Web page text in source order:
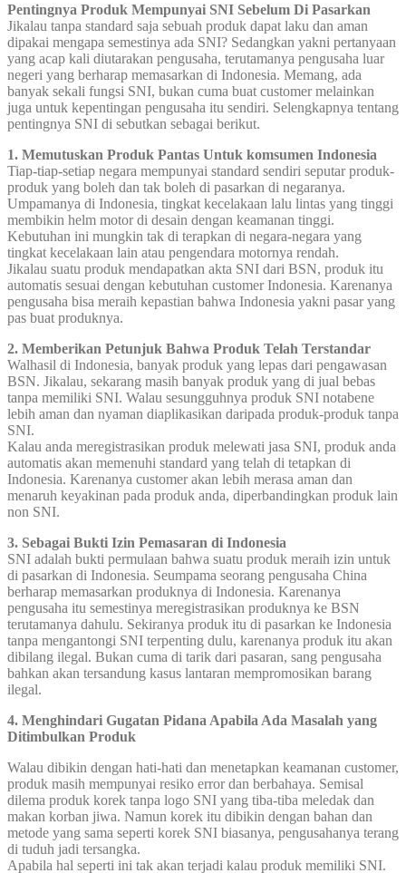
Pentingnya Produk Mempunyai SNI Sebelum Di Pasarkan
Jikalau tanpa standard saja sebuah produk dapat laku dan aman
dipakai mengapa semestinya ada SNI? Sedangkan yakni pertanyaan
yang acap kali diutarakan pengusaha, terutamanya pengusaha luar
negeri yang berharap memasarkan di Indonesia. Memang, ada
banyak sekali fungsi SNI, bukan cuma buat customer melainkan
juga untuk kepentingan pengusaha itu sendiri. Selengkapnya tentang
pentingnya SNI di sebutkan sebagai berikut.
1. Memutuskan Produk Pantas Untuk komsumen Indonesia
Tiap-tiap-setiap negara mempunyai standard sendiri seputar produk-
produk yang boleh dan tak boleh di pasarkan di negaranya.
Umpamanya di Indonesia, tingkat kecelakaan lalu lintas yang tinggi
membikin helm motor di desain dengan keamanan tinggi.
Kebutuhan ini mungkin tak di terapkan di negara-negara yang
tingkat kecelakaan lain atau pengendara motornya rendah.
Jikalau suatu produk mendapatkan akta SNI dari BSN, produk itu
automatis sesuai dengan kebutuhan customer Indonesia. Karenanya
pengusaha bisa meraih kepastian bahwa Indonesia yakni pasar yang
pas buat produknya.
2. Memberikan Petunjuk Bahwa Produk Telah Terstandar
Walhasil di Indonesia, banyak produk yang lepas dari pengawasan
BSN. Jikalau, sekarang masih banyak produk yang di jual bebas
tanpa memiliki SNI. Walau sesungguhnya produk SNI notabene
lebih aman dan nyaman diaplikasikan daripada produk-produk tanpa
SNI.
Kalau anda meregistrasikan produk melewati jasa SNI, produk anda
automatis akan memenuhi standard yang telah di tetapkan di
Indonesia. Karenanya customer akan lebih merasa aman dan
menaruh keyakinan pada produk anda, diperbandingkan produk lain
non SNI.
3. Sebagai Bukti Izin Pemasaran di Indonesia
SNI adalah bukti permulaan bahwa suatu produk meraih izin untuk
di pasarkan di Indonesia. Seumpama seorang pengusaha China
berharap memasarkan produknya di Indonesia. Karenanya
pengusaha itu semestinya meregistrasikan produknya ke BSN
terutamanya dahulu. Sekiranya produk itu di pasarkan ke Indonesia
tanpa mengantongi SNI terpenting dulu, karenanya produk itu akan
dibilang ilegal. Bukan cuma di tarik dari pasaran, sang pengusaha
bahkan akan tersandung kasus lantaran mempromosikan barang
ilegal.
4. Menghindari Gugatan Pidana Apabila Ada Masalah yang
Ditimbulkan Produk
Walau dibikin dengan hati-hati dan menetapkan keamanan customer,
produk masih mempunyai resiko error dan berbahaya. Semisal
dilema produk korek tanpa logo SNI yang tiba-tiba meledak dan
makan korban jiwa. Namun korek itu dibikin dengan bahan dan
metode yang sama seperti korek SNI biasanya, pengusahanya terang
di tuduh jadi tersangka.
Apabila hal seperti ini tak akan terjadi kalau produk memiliki SNI.